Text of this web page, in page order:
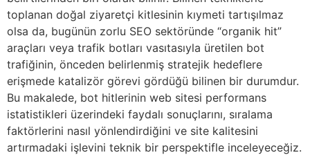
toplanan doğal ziyaretçi kitlesinin kıymeti tartışılmaz
olsa da, bugünün zorlu SEO sektöründe “organik hit”
araçları veya trafik botları vasıtasıyla üretilen bot
trafiğinin, önceden belirlenmiş stratejik hedeflere
erişmede katalizör görevi gördüğü bilinen bir durumdur.
Bu makalede, bot hitlerinin web sitesi performans
istatistikleri üzerindeki faydalı sonuçlarını, sıralama
faktörlerini nasıl yönlendirdiğini ve site kalitesini
artırmadaki işlevini teknik bir perspektifle inceleyeceğiz.